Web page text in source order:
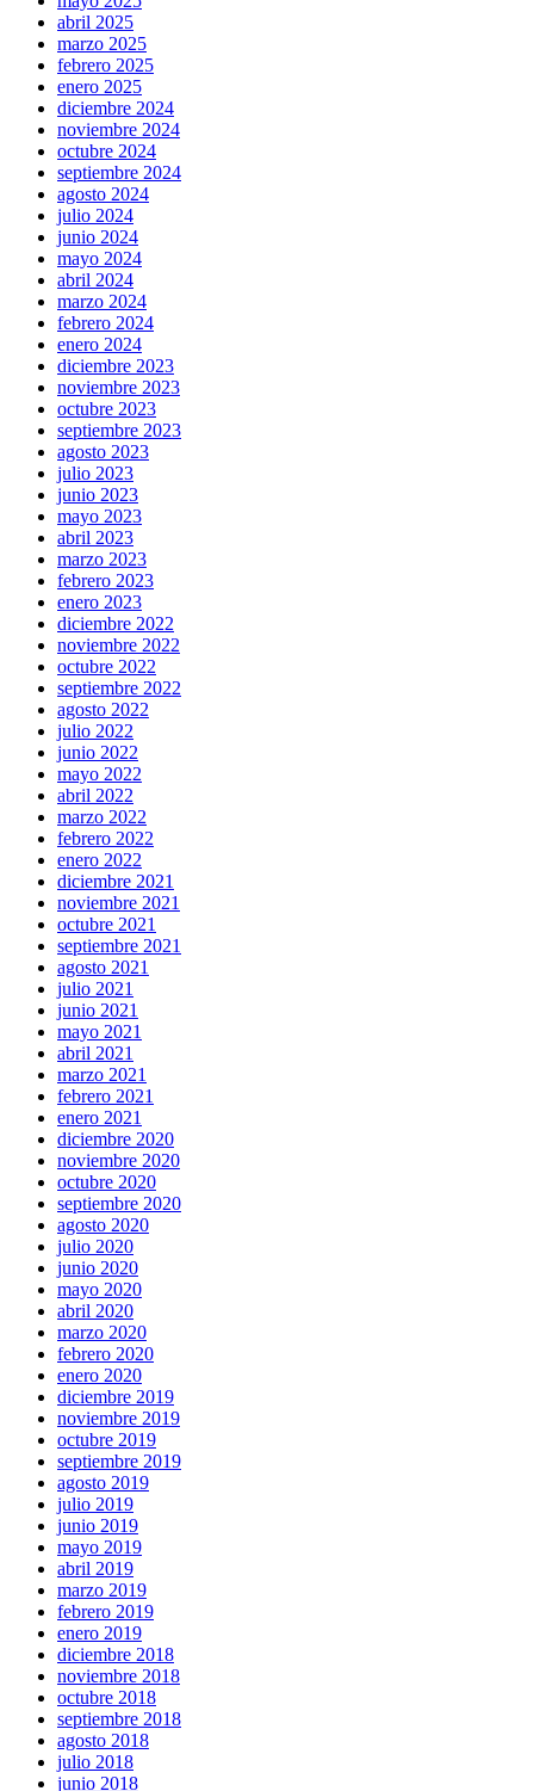
abril 2025
marzo 2025
febrero 2025
enero 2025
diciembre 2024
noviembre 2024
octubre 2024
septiembre 2024
agosto 2024
julio 2024
junio 2024
mayo 2024
abril 2024
marzo 2024
febrero 2024
enero 2024
diciembre 2023
noviembre 2023
octubre 2023
septiembre 2023
agosto 2023
julio 2023
junio 2023
mayo 2023
abril 2023
marzo 2023
febrero 2023
enero 2023
diciembre 2022
noviembre 2022
octubre 2022
septiembre 2022
agosto 2022
julio 2022
junio 2022
mayo 2022
abril 2022
marzo 2022
febrero 2022
enero 2022
diciembre 2021
noviembre 2021
octubre 2021
septiembre 2021
agosto 2021
julio 2021
junio 2021
mayo 2021
abril 2021
marzo 2021
febrero 2021
enero 2021
diciembre 2020
noviembre 2020
octubre 2020
septiembre 2020
agosto 2020
julio 2020
junio 2020
mayo 2020
abril 2020
marzo 2020
febrero 2020
enero 2020
diciembre 2019
noviembre 2019
octubre 2019
septiembre 2019
agosto 2019
julio 2019
junio 2019
mayo 2019
abril 2019
marzo 2019
febrero 2019
enero 2019
diciembre 2018
noviembre 2018
octubre 2018
septiembre 2018
agosto 2018
julio 2018
junio 2018